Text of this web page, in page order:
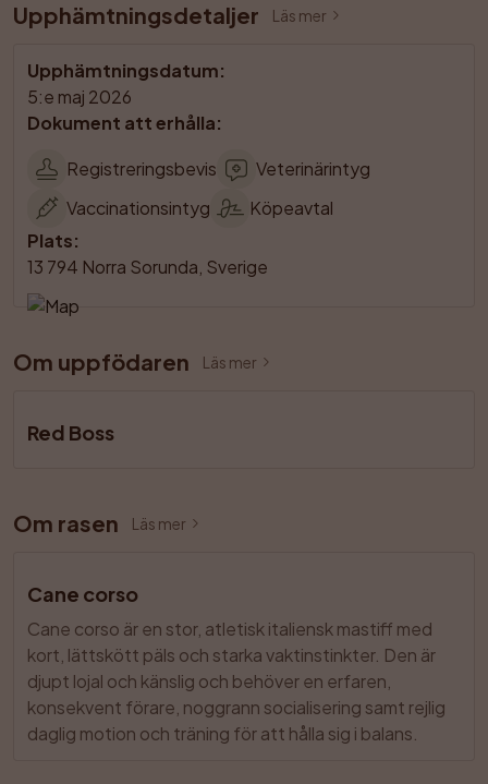
Upphämtningsdetaljer Läs mer
Upphämtningsdatum:
5:e maj 2026
Dokument att erhålla:
Registreringsbevis
Veterinärintyg
Vaccinationsintyg
Köpeavtal
Plats:
13 794 Norra Sorunda, Sverige
Om uppfödaren Läs mer
Red Boss
Om rasen Läs mer
Cane corso
Cane corso är en stor, atletisk italiensk mastiff med
kort, lättskött päls och starka vaktinstinkter. Den är
djupt lojal och känslig och behöver en erfaren,
konsekvent förare, noggrann socialisering samt rejlig
daglig motion och träning för att hålla sig i balans.